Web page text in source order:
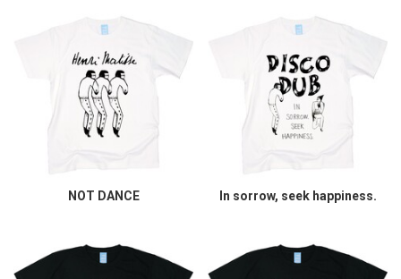
NOT DANCE In sorrow, seek happiness.